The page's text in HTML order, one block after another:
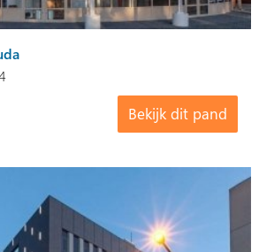
Bekijk dit pand